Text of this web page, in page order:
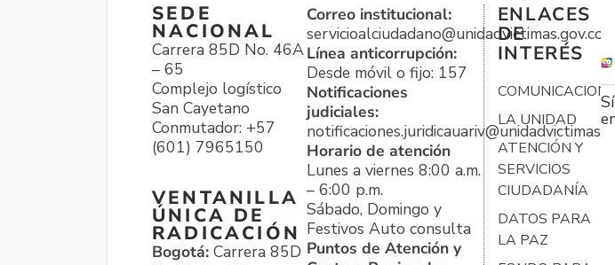
SEDE
NACIONAL
Carrera 85D No. 46A
– 65
Complejo logístico
San Cayetano
Conmutador: +57
(601) 7965150
VENTANILLA
ÚNICA DE
RADICACIÓN
Bogotá: Carrera 85D
Correo institucional:
servicioalciudadano@unidadvictimas.gov.co
Línea anticorrupción:
Desde móvil o fijo: 157
Notificaciones
judiciales:
Horario de atención
Lunes a viernes 8:00 a.m.
– 6:00 p.m.
Sábado, Domingo y
Festivos Auto consulta
Puntos de Atención y
ENLACES
DE
INTERÉS
LA UNIDAD
ATENCIÓN Y
SERVICIOS
CIUDADANÍA
DATOS PARA
LA PAZ